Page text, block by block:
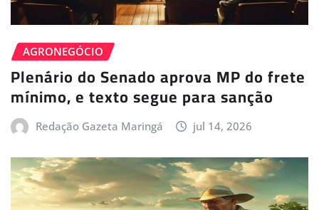
AGRONEGÓCIO
Plenário do Senado aprova MP do frete
mínimo, e texto segue para sanção
Redação Gazeta Maringá jul 14, 2026